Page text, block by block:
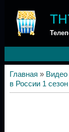
Главная » Видео
в России 1 сезон